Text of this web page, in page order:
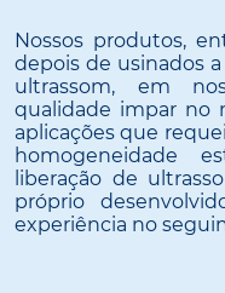
Nossos produtos,
depois de usinados
ultrassom, em
qualidade impar no
aplicações que
homogeneidade
liberação de
próprio
experiência no